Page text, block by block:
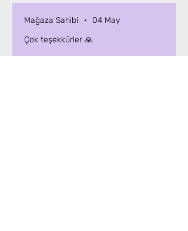
Mağaza Sahibi •
04 May
Çok teşekkürler 🙏